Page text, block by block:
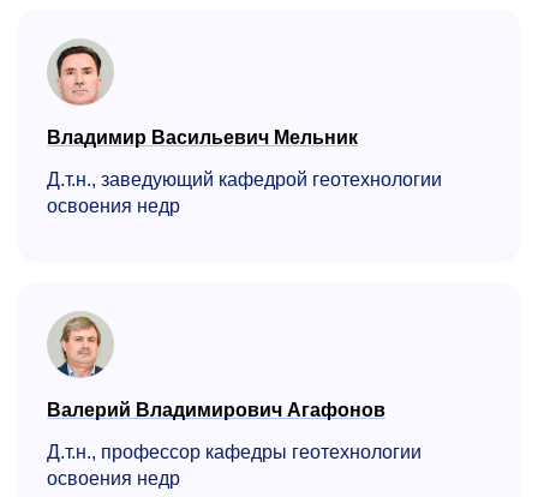
Владимир Васильевич Мельник
Д.т.н., заведующий кафедрой геотехнологии
освоения недр
Валерий Владимирович Агафонов
Д.т.н., профессор кафедры геотехнологии
освоения недр